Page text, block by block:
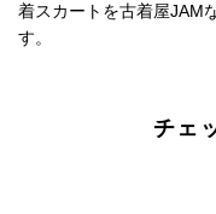
着スカートを古着屋JAM
す。
チェ